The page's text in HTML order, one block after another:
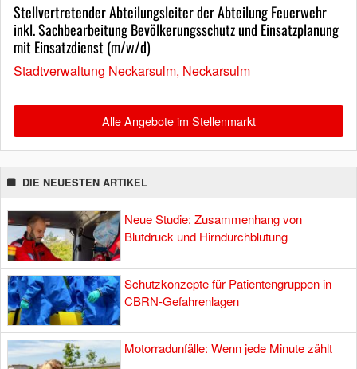
Stellvertretender Abteilungsleiter der Abteilung Feuerwehr
inkl. Sachbearbeitung Bevölkerungsschutz und Einsatzplanung
mit Einsatzdienst (m/w/d)
Stadtverwaltung Neckarsulm, Neckarsulm
Alle Angebote im Stellenmarkt
DIE NEUESTEN ARTIKEL
Neue Studie: Zusammenhang von
Blutdruck und Hirndurchblutung
Schutzkonzepte für Patientengruppen in
CBRN-Gefahrenlagen
Motorradunfälle: Wenn jede Minute zählt